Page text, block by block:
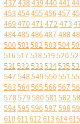
437438439440441
453454455456457
469470471472473
484485486487488
500501502503504
516517518519520
531532533534535
547548549550551
563564565566567
578579580581582
594595596597598
610611612613614615